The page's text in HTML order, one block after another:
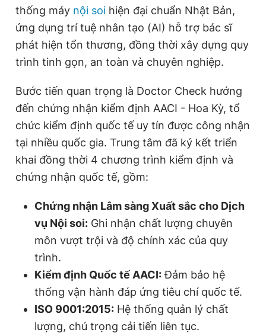
thống máy nội soi hiện đại chuẩn Nhật Bản,
ứng dụng trí tuệ nhân tạo (AI) hỗ trợ bác sĩ
phát hiện tổn thương, đồng thời xây dựng quy
trình tinh gọn, an toàn và chuyên nghiệp.
Bước tiến quan trọng là Doctor Check hướng
đến chứng nhận kiểm định AACI - Hoa Kỳ, tổ
chức kiểm định quốc tế uy tín được công nhận
tại nhiều quốc gia. Trung tâm đã ký kết triển
khai đồng thời 4 chương trình kiểm định và
chứng nhận quốc tế, gồm:
Chứng nhận Lâm sàng Xuất sắc cho Dịch
vụ Nội soi: Ghi nhận chất lượng chuyên
môn vượt trội và độ chính xác của quy
trình.
Kiểm định Quốc tế AACI:Đảm bảo hệ
thống vận hành đáp ứng tiêu chí quốc tế.
ISO 9001:2015: Hệ thống quản lý chất
lượng, chú trọng cải tiến liên tục.